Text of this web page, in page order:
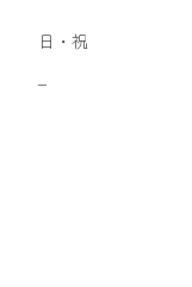
日・祝
–